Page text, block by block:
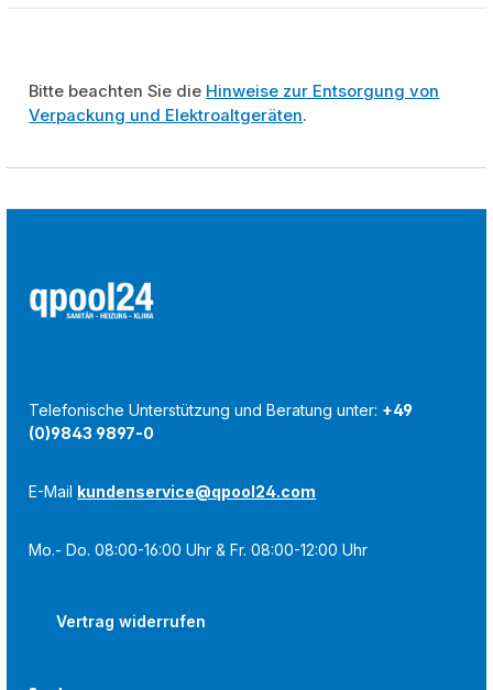
Bitte beachten Sie die Hinweise zur Entsorgung von
Verpackung und Elektroaltgeräten.
Telefonische Unterstützung und Beratung unter: +49
(0)9843 9897-0
E-Mail kundenservice@qpool24.com
Mo.- Do. 08:00-16:00 Uhr & Fr. 08:00-12:00 Uhr
Vertrag widerrufen